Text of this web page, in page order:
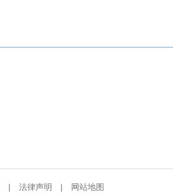
| 法律声明 | 网站地图